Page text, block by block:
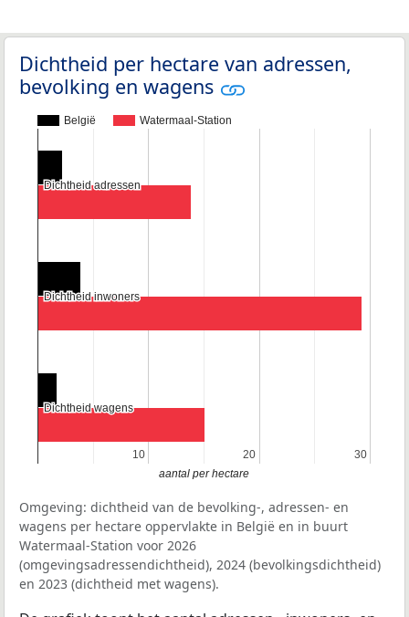
Dichtheid per hectare van adressen,
bevolking en wagens
België Watermaal-Station
10
10 20
20 30
30
Dichtheid adressen
Dichtheid adressen
Dichtheid inwoners
Dichtheid inwoners
Dichtheid wagens
Dichtheid wagens
aantal per hectare
Omgeving: dichtheid van de bevolking-, adressen- en
wagens per hectare oppervlakte in België en in buurt
Watermaal-Station voor 2026
(omgevingsadressendichtheid), 2024 (bevolkingsdichtheid)
en 2023 (dichtheid met wagens).